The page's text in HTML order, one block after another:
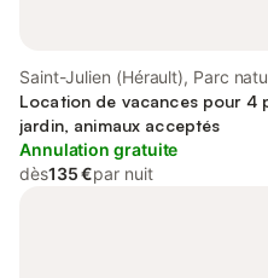
Saint-Julien (Hérault), Parc
Languedoc
Location de vacances pour 4
jardin, animaux acceptés
Annulation gratuite
dès135 €par nuit